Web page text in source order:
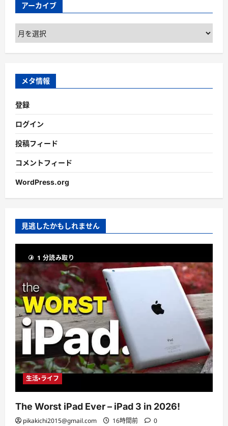
アーカイブ
ア
ー
カ
ブ
メタ情報
登録
ログイン
投稿フィード
コメントフィード
WordPress.org
見逃したかもしれません
1 分読み取り
生活・ライフ
The Worst iPad Ever – iPad 3 in 2026!
pikakichi2015@gmail.com 16時間前 0